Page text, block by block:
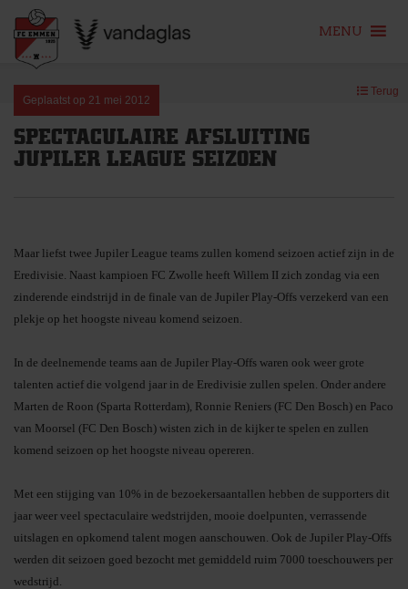
content
MENU
Geplaatst op 21 mei 2012
Terug
SPECTACULAIRE AFSLUITING
JUPILER LEAGUE SEIZOEN
Maar liefst twee Jupiler League teams zullen komend seizoen actief zijn in de
Eredivisie. Naast kampioen FC Zwolle heeft Willem II zich zondag via een
zinderende eindstrijd in de finale van de Jupiler Play-Offs verzekerd van een
plekje op het hoogste niveau komend seizoen.
In de deelnemende teams aan de Jupiler Play-Offs waren ook weer grote
talenten actief die volgend jaar in de Eredivisie zullen spelen. Onder andere
Marten de Roon (Sparta Rotterdam), Ronnie Reniers (FC Den Bosch) en Paco
van Moorsel (FC Den Bosch) wisten zich in de kijker te spelen en zullen
komend seizoen op het hoogste niveau opereren.
Met een stijging van 10% in de bezoekersaantallen hebben de supporters dit
jaar weer veel spectaculaire wedstrijden, mooie doelpunten, verrassende
uitslagen en opkomend talent mogen aanschouwen. Ook de Jupiler Play-Offs
werden dit seizoen goed bezocht met gemiddeld ruim 7000 toeschouwers per
wedstrijd.